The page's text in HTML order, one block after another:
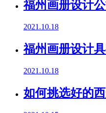
福州画册设计
2021.10.18
福州画册设计
2021.10.18
如何挑选好的